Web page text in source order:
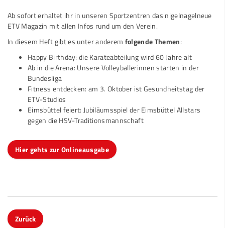
Ab sofort erhaltet ihr in unseren Sportzentren das nigelnagelneue
ETV Magazin mit allen Infos rund um den Verein.
In diesem Heft gibt es unter anderem folgende Themen:
Happy Birthday: die Karateabteilung wird 60 Jahre alt
Ab in die Arena: Unsere Volleyballerinnen starten in der
Bundesliga
Fitness entdecken: am 3. Oktober ist Gesundheitstag der
ETV-Studios
Eimsbüttel feiert: Jubiläumsspiel der Eimsbüttel Allstars
gegen die HSV-Traditionsmannschaft
Hier gehts zur Onlineausgabe
Zurück